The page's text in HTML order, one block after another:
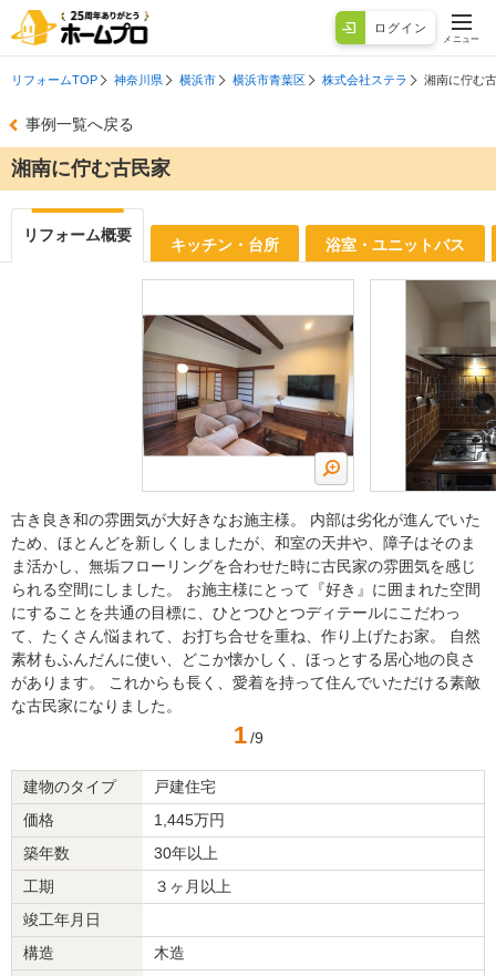
ログイン
メニュー
リフォームTOP 神奈川県 横浜市 横浜市青葉区 株式会社ステラ 湘南に佇む
事例一覧へ戻る
湘南に佇む古民家
リフォーム概要
キッチン・台所 浴室・ユニットバス
古き良き和の雰囲気が大好きなお施主様。 内部は劣化が進んでいた
ため、ほとんどを新しくしましたが、和室の天井や、障子はそのま
ま活かし、無垢フローリングを合わせた時に古民家の雰囲気を感じ
られる空間にしました。 お施主様にとって『好き』に囲まれた空間
にすることを共通の目標に、ひとつひとつディテールにこだわっ
て、たくさん悩まれて、お打ち合せを重ね、作り上げたお家。 自然
素材もふんだんに使い、どこか懐かしく、ほっとする居心地の良さ
があります。 これからも長く、愛着を持って住んでいただける素敵
な古民家になりました。
1 /9
建物のタイプ
戸建住宅
価格
1,445万円
築年数
30年以上
工期
３ヶ月以上
竣工年月日
構造
木造